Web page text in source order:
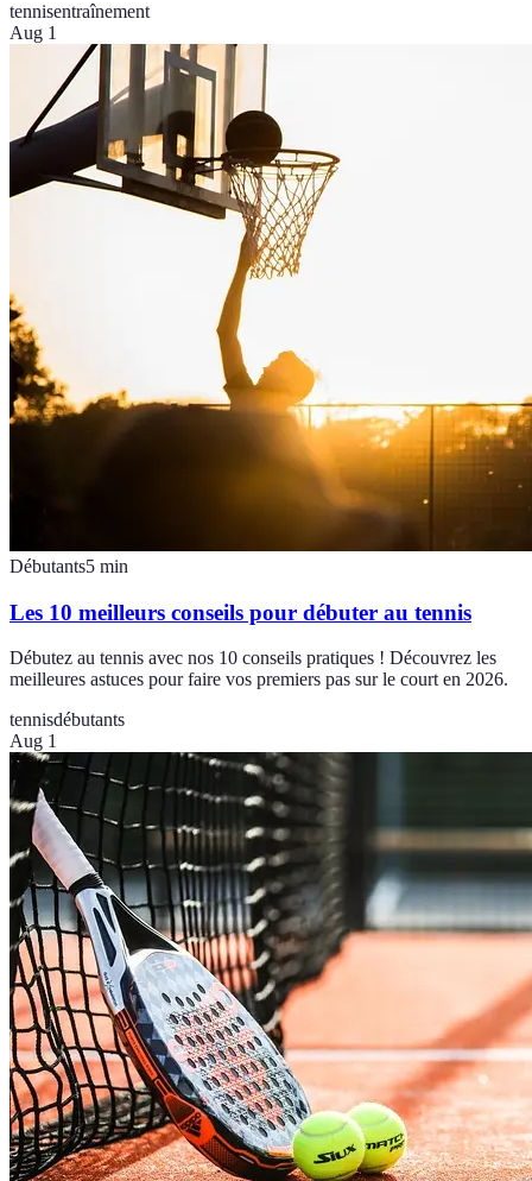
tennisentraînement
Aug 1
Débutants5 min
Les 10 meilleurs conseils pour débuter au tennis
Débutez au tennis avec nos 10 conseils pratiques ! Découvrez les
meilleures astuces pour faire vos premiers pas sur le court en 2026.
tennisdébutants
Aug 1